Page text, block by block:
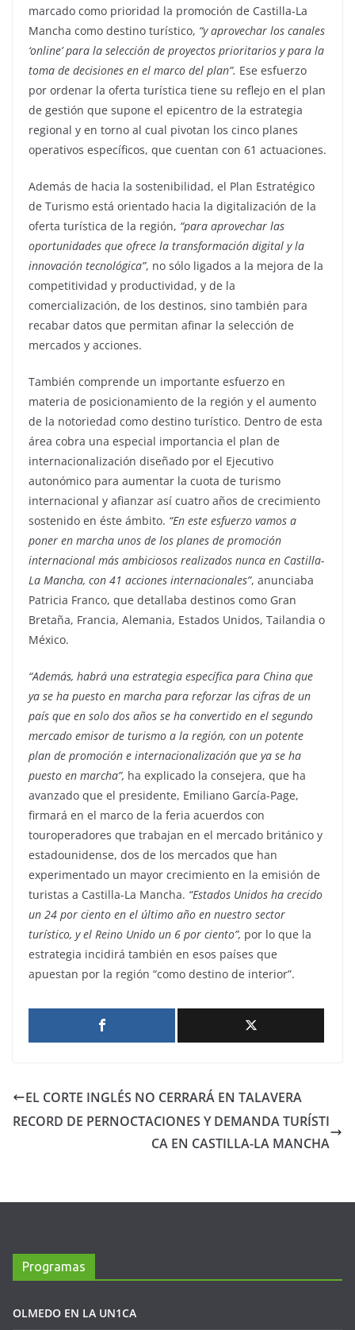
marcado como prioridad la promoción de Castilla-La
Mancha como destino turístico, “y aprovechar los canales
‘online’ para la selección de proyectos prioritarios y para la
toma de decisiones en el marco del plan”. Ese esfuerzo
por ordenar la oferta turística tiene su reflejo en el plan
de gestión que supone el epicentro de la estrategia
regional y en torno al cual pivotan los cinco planes
operativos específicos, que cuentan con 61 actuaciones.
Además de hacia la sostenibilidad, el Plan Estratégico
de Turismo está orientado hacia la digitalización de la
oferta turística de la región, “para aprovechar las
oportunidades que ofrece la transformación digital y la
innovación tecnológica”, no sólo ligados a la mejora de la
competitividad y productividad, y de la
comercialización, de los destinos, sino también para
recabar datos que permitan afinar la selección de
mercados y acciones.
También comprende un importante esfuerzo en
materia de posicionamiento de la región y el aumento
de la notoriedad como destino turístico. Dentro de esta
área cobra una especial importancia el plan de
internacionalización diseñado por el Ejecutivo
autonómico para aumentar la cuota de turismo
internacional y afianzar así cuatro años de crecimiento
sostenido en éste ámbito. “En este esfuerzo vamos a
poner en marcha unos de los planes de promoción
internacional más ambiciosos realizados nunca en Castilla-
La Mancha, con 41 acciones internacionales”, anunciaba
Patricia Franco, que detallaba destinos como Gran
Bretaña, Francia, Alemania, Estados Unidos, Tailandia o
México.
“Además, habrá una estrategia específica para China que
ya se ha puesto en marcha para reforzar las cifras de un
país que en solo dos años se ha convertido en el segundo
mercado emisor de turismo a la región, con un potente
plan de promoción e internacionalización que ya se ha
puesto en marcha”, ha explicado la consejera, que ha
avanzado que el presidente, Emiliano García-Page,
firmará en el marco de la feria acuerdos con
touroperadores que trabajan en el mercado británico y
estadounidense, dos de los mercados que han
experimentado un mayor crecimiento en la emisión de
turistas a Castilla-La Mancha. “Estados Unidos ha crecido
un 24 por ciento en el último año en nuestro sector
turístico, y el Reino Unido un 6 por ciento”, por lo que la
estrategia incidirá también en esos países que
apuestan por la región “como destino de interior”.
EL CORTE INGLÉS NO CERRARÁ EN TALAVERA
RECORD DE PERNOCTACIONES Y DEMANDA TURÍSTI
CA EN CASTILLA-LA MANCHA
Programas
OLMEDO EN LA UN1CA